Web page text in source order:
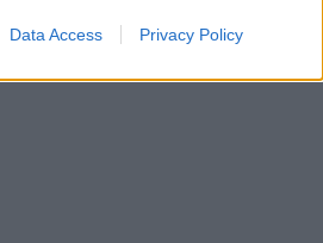
Data Access Privacy Policy